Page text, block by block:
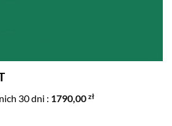
30 dni : 1790,00 zł